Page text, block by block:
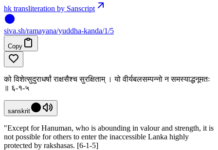
hk transliteration by Sanscript
siva.sh/ramayana/yuddha-kanda/1/5
Copy
को विशेत्सुदुराधर्षां राक्षसैश्च सुरक्षिताम् । यो वीर्यबलसम्पन्नो न समस्याद्धनूमतः
॥ ६-१-५
sanskrit
"Except for Hanuman, who is abounding in valour and strength, it is
not possible for others to enter the inaccessible Lanka highly
protected by rakshasas. [6-1-5]